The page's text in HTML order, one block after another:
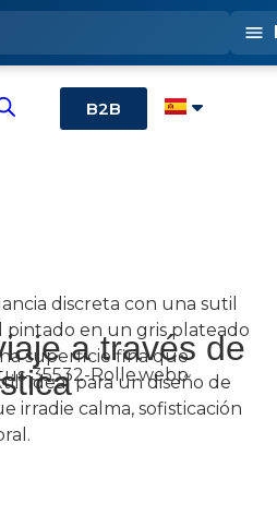
B2B
a través de
discreta con una sutil
en un gris plateado
superficie fina que
Ideal para un diseño de
irradie calma, sofisticación